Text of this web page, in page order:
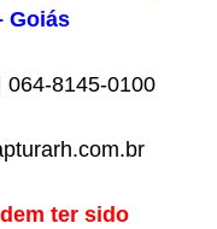
Goiás
064-8145-0100
ter sido